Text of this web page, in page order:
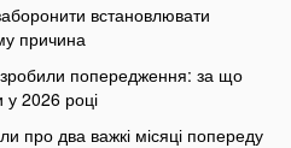
встановлювати
причина
попередження: за що
у 2026 році
про два важкі місяці попереду